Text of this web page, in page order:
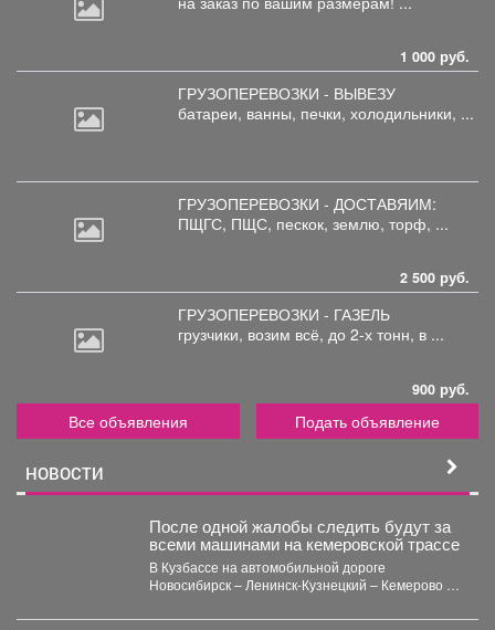
1 000 руб.
ГРУЗОПЕРЕВОЗКИ - ВЫВЕЗУ
батареи, ванны, печки, холодильники, ...
ГРУЗОПЕРЕВОЗКИ - ДОСТАВЯИМ:
ПЩГС, ПЩС, пескок, землю, торф, ...
2 500 руб.
ГРУЗОПЕРЕВОЗКИ - ГАЗЕЛЬ
грузчики, возим всё, до 2-х тонн, в ...
900 руб.
Все объявления Подать объявление
НОВОСТИ
После одной жалобы следить будут за
всеми машинами на кемеровской трассе
В Кузбассе на автомобильной дороге
Новосибирск – Ленинск-Кузнецкий – Кемерово –